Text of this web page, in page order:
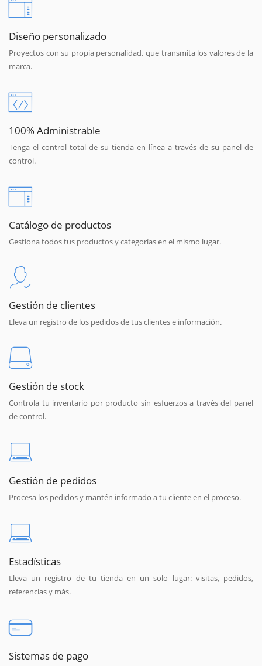
Diseño personalizado
Proyectos con su propia personalidad, que transmita los valores de la
marca.
100% Administrable
Tenga el control total de su tienda en línea a través de su panel de
control.
Catálogo de productos
Gestiona todos tus productos y categorías en el mismo lugar.
Gestión de clientes
Lleva un registro de los pedidos de tus clientes e información.
Gestión de stock
Controla tu inventario por producto sin esfuerzos a través del panel
de control.
Gestión de pedidos
Procesa los pedidos y mantén informado a tu cliente en el proceso.
Estadísticas
Lleva un registro de tu tienda en un solo lugar: visitas, pedidos,
referencias y más.
Sistemas de pago